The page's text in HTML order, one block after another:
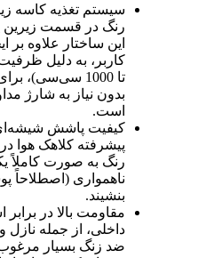
سیستم تغذیه کاسه
رنگ در قسمت زیرین
این ساختار علاوه
تا 1000
بدون نیاز به شارژ
است.
کیفیت پاشش
پیشرفته کلاهک هوا
رنگ به صورت کاملاً
ناهمواری (اصطلاحاً
بنشیند.
مقاومت بالا در
داخلی، از جمله
ضد زنگ بسیار